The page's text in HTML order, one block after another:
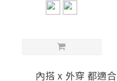
內搭 x 外穿 都適